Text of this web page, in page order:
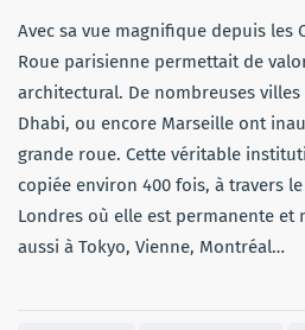
Avec sa vue magnifique depuis les
Roue parisienne permettait de
architectural. De nombreuses villes
Dhabi, ou encore Marseille ont
grande roue. Cette véritable
copiée environ 400 fois, à travers
Londres où elle est permanente et
aussi à Tokyo, Vienne, Montréal…